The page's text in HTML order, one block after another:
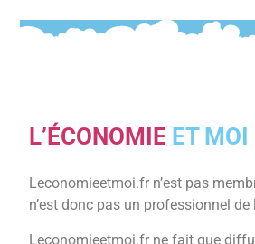
L’ÉCONOMIE ET MOI
Leconomieetmoi.fr n’est pas
n’est donc pas un professionnel de
Leconomieetmoi.fr ne fait que